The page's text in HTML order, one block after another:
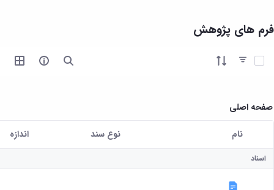
فرم های پژوهش
آیتم ها را انتخاب کنید
صفحه اصلی
کاربر انتخاب شده
نام نوع سند اندازه
اسناد